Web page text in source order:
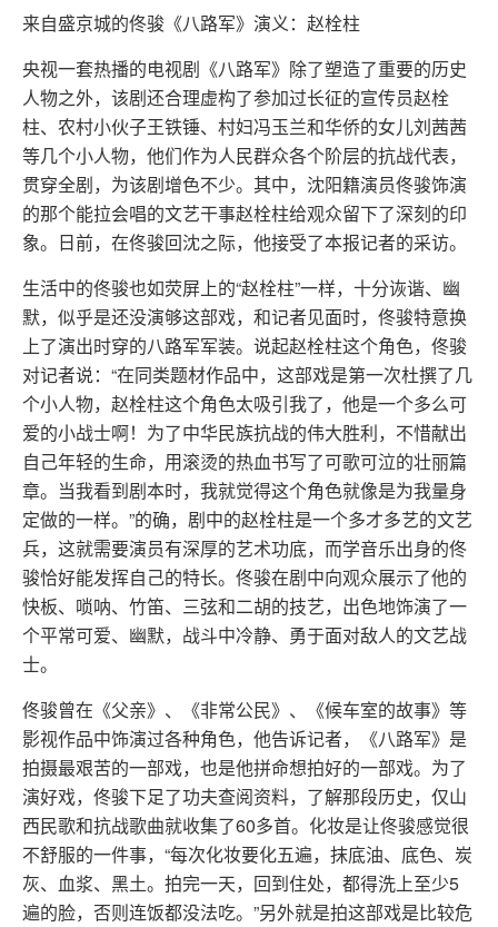
来自盛京城的佟骏《八路军》演义：赵栓柱
央视一套热播的电视剧《八路军》除了塑造了重要的历史
人物之外，该剧还合理虚构了参加过长征的宣传员赵栓
柱、农村小伙子王铁锤、村妇冯玉兰和华侨的女儿刘茜茜
等几个小人物，他们作为人民群众各个阶层的抗战代表，
贯穿全剧，为该剧增色不少。其中，沈阳籍演员佟骏饰演
的那个能拉会唱的文艺干事赵栓柱给观众留下了深刻的印
象。日前，在佟骏回沈之际，他接受了本报记者的采访。
生活中的佟骏也如荧屏上的“赵栓柱”一样，十分诙谐、幽
默，似乎是还没演够这部戏，和记者见面时，佟骏特意换
上了演出时穿的八路军军装。说起赵栓柱这个角色，佟骏
对记者说：“在同类题材作品中，这部戏是第一次杜撰了几
个小人物，赵栓柱这个角色太吸引我了，他是一个多么可
爱的小战士啊！为了中华民族抗战的伟大胜利，不惜献出
自己年轻的生命，用滚烫的热血书写了可歌可泣的壮丽篇
章。当我看到剧本时，我就觉得这个角色就像是为我量身
定做的一样。”的确，剧中的赵栓柱是一个多才多艺的文艺
兵，这就需要演员有深厚的艺术功底，而学音乐出身的佟
骏恰好能发挥自己的特长。佟骏在剧中向观众展示了他的
快板、唢呐、竹笛、三弦和二胡的技艺，出色地饰演了一
个平常可爱、幽默，战斗中冷静、勇于面对敌人的文艺战
士。
佟骏曾在《父亲》、《非常公民》、《候车室的故事》等
影视作品中饰演过各种角色，他告诉记者，《八路军》是
拍摄最艰苦的一部戏，也是他拼命想拍好的一部戏。为了
演好戏，佟骏下足了功夫查阅资料，了解那段历史，仅山
西民歌和抗战歌曲就收集了60多首。化妆是让佟骏感觉很
不舒服的一件事，“每次化妆要化五遍，抹底油、底色、炭
灰、血浆、黑土。拍完一天，回到住处，都得洗上至少5
遍的脸，否则连饭都没法吃。”另外就是拍这部戏是比较危